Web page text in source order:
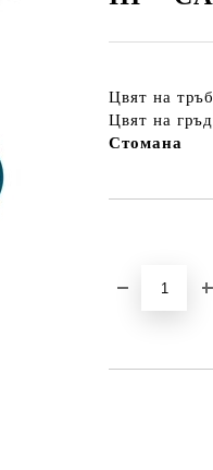
Цвят на
Цвят на
Стомана